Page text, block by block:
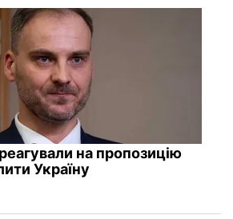
на пропозицію
Україну